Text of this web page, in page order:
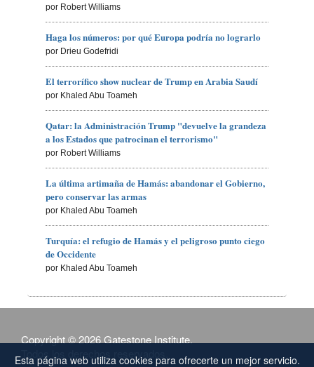
por Robert Williams
Haga los números: por qué Europa podría no lograrlo
por Drieu Godefridi
El terrorífico show nuclear de Trump en Arabia Saudí
por Khaled Abu Toameh
Qatar: la Administración Trump "devuelve la grandeza
a los Estados que patrocinan el terrorismo"
por Robert Williams
La última artimaña de Hamás: abandonar el Gobierno,
pero conservar las armas
por Khaled Abu Toameh
Turquía: el refugio de Hamás y el peligroso punto ciego
de Occidente
por Khaled Abu Toameh
Copyright © 2026 Gatestone Institute.
Todos los derechos reservados.
Esta página web utiliza cookies para ofrecerte un mejor servicio.